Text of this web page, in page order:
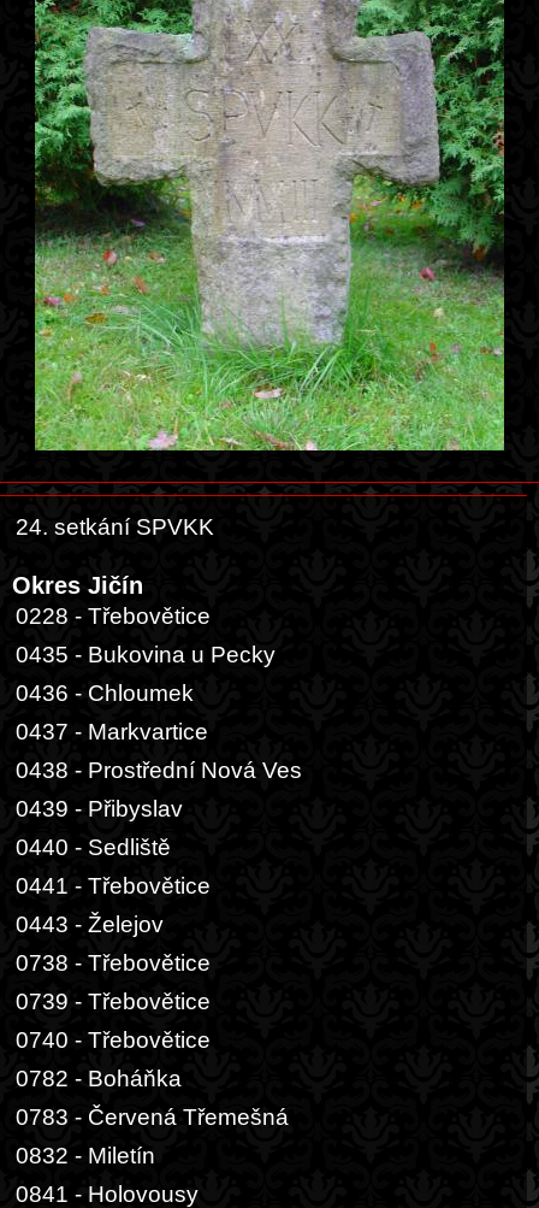
24. setkání SPVKK
Okres Jičín
0228 - Třebovětice
0435 - Bukovina u Pecky
0436 - Chloumek
0437 - Markvartice
0438 - Prostřední Nová Ves
0439 - Přibyslav
0440 - Sedliště
0441 - Třebovětice
0443 - Želejov
0738 - Třebovětice
0739 - Třebovětice
0740 - Třebovětice
0782 - Boháňka
0783 - Červená Třemešná
0832 - Miletín
0841 - Holovousy